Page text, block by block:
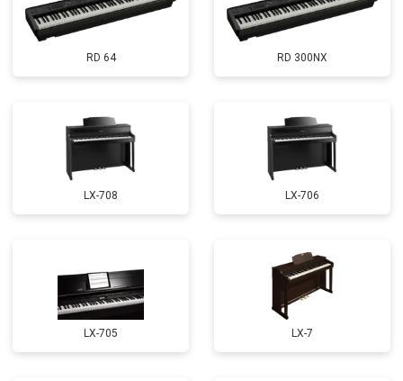
RD 64 RD 300NX
LX-708 LX-706
LX-705 LX-7